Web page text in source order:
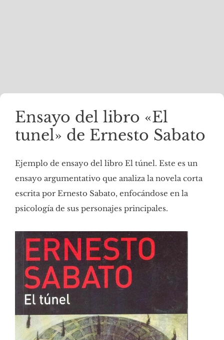
Ensayo del libro «El
tunel» de Ernesto Sabato
Ejemplo de ensayo del libro El túnel. Este es un
ensayo argumentativo que analiza la novela corta
escrita por Ernesto Sabato, enfocándose en la
psicología de sus personajes principales.